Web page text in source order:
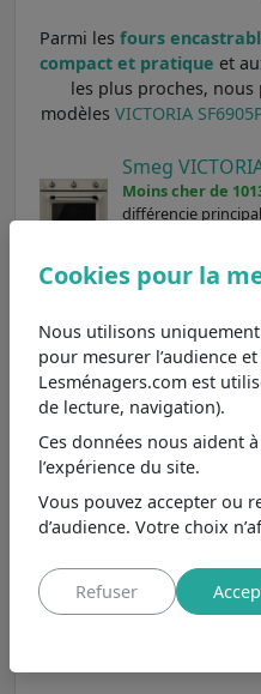
Parmi les fours
compact et pratique et
les plus proches,
modèles VICTORIA
Smeg
Moins cher de
différencie
Moins cher de 316€
principalement par
énergétique A+ et
chaleur chaleur
Smeg
Moins cher de 67€
énergétique A,
four électrique
Cookies pour la
Nous utilisons
pour mesurer l’audience
Lesménagers.com est
de lecture, navigation).
Ces données nous aident
l’expérience du site.
Vous pouvez accepter ou
d’audience. Votre choix
Refuser